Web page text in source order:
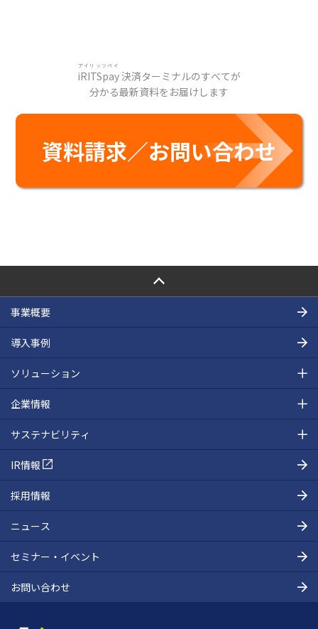
iRITSpay
アイリッツペイ
分かる最新資料をお届けします
資料請求／お問い合わせ
PAGE TOP
事業概要
導入事例
ソリューション
企業情報
サステナビリティ
IR情報
採用情報
ニュース
セミナー・イベント
お問い合わせ